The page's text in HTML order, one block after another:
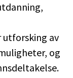
utforsking av
og